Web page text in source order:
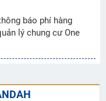
báo phí hàng
lý chung cư One